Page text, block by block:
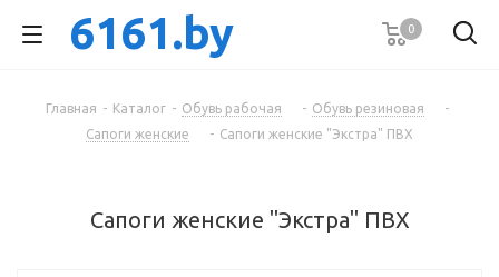
6161.by
Продажа спецодежды,
0
Главная - Каталог - Обувь рабочая - Обувь резиновая
-
Сапоги женские
- Сапоги женские "Экстра" ПВХ
Сапоги женские "Экстра" ПВХ